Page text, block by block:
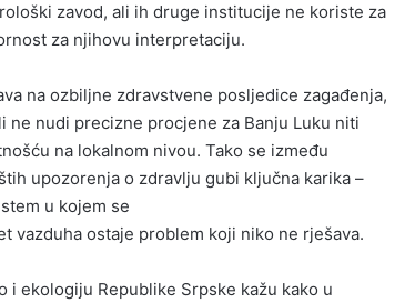
zavod, ali ih druge institucije ne koriste za
za njihovu interpretaciju.
na ozbiljne zdravstvene posljedice zagađenja,
nudi precizne procjene za Banju Luku niti
na lokalnom nivou. Tako se između
upozorenja o zdravlju gubi ključna karika –
u kojem se
vazduha ostaje problem koji niko ne rješava.
ekologiju Republike Srpske kažu kako u